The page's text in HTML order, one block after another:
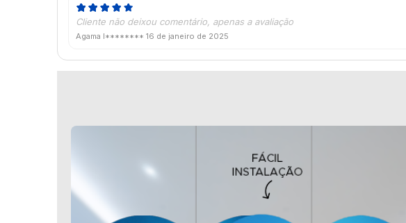
Cliente não deixou comentário, apenas a avaliação
Agama I******** 16 de janeiro de 2025